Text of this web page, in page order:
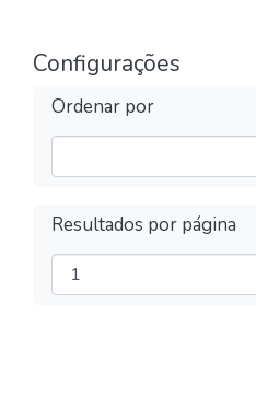
Configurações
Ordenar por
Resultados por página